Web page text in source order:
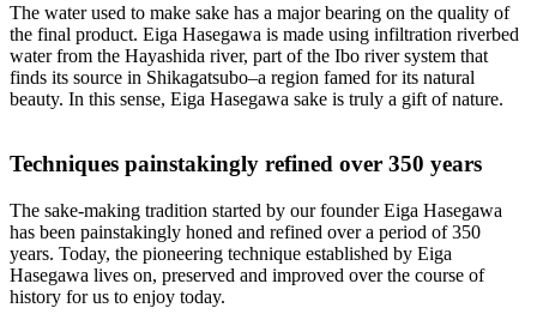
The water used to make sake has a major bearing on the quality of
the final product. Eiga Hasegawa is made using infiltration riverbed
water from the Hayashida river, part of the Ibo river system that
finds its source in Shikagatsubo–a region famed for its natural
beauty. In this sense, Eiga Hasegawa sake is truly a gift of nature.
Techniques painstakingly refined over 350 years
The sake-making tradition started by our founder Eiga Hasegawa
has been painstakingly honed and refined over a period of 350
years. Today, the pioneering technique established by Eiga
Hasegawa lives on, preserved and improved over the course of
history for us to enjoy today.